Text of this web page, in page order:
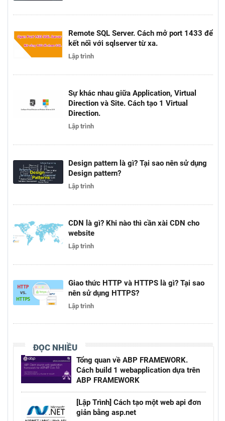
Remote SQL Server. Cách mở port 1433 để
kết nối với sqlserver từ xa.
Lập trình
Sự khác nhau giữa Application, Virtual
Direction và Site. Cách tạo 1 Virtual
Direction.
Lập trình
Design pattern là gì? Tại sao nên sử dụng
Design pattern?
Lập trình
CDN là gì? Khi nào thì cần xài CDN cho
website
Lập trình
Giao thức HTTP và HTTPS là gì? Tại sao
nên sử dụng HTTPS?
Lập trình
ĐỌC NHIỀU
Tổng quan về ABP FRAMEWORK.
Cách build 1 webapplication dựa trên
ABP FRAMEWORK
[Lập Trình] Cách tạo một web api đơn
giản bằng asp.net